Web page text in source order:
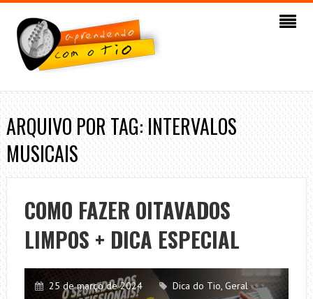
ARQUIVO POR TAG: INTERVALOS
MUSICAIS
COMO FAZER OITAVADOS
LIMPOS + DICA ESPECIAL
25 de março de 2024 Dica do Tio, Geral